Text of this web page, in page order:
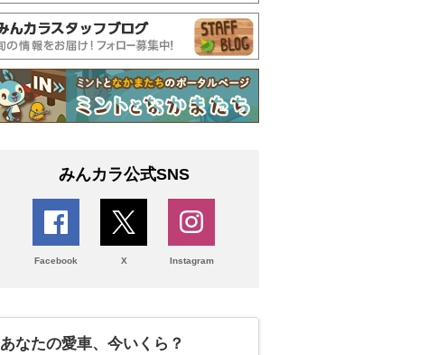
みんカラ公式SNS
Facebook X Instagram
あなたの愛車、今いくら？